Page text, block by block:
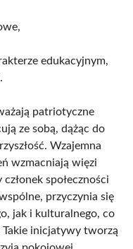
edukacyjnym,
patriotyczne
ze sobą, dążąc do
Wzajemna
wzmacniają więzi
społeczności
przyczynia się
jak i kulturalnego, co
inicjatywy tworzą